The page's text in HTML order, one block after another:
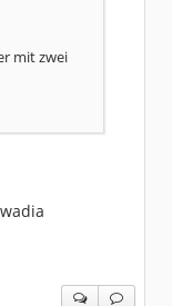
mit zwei